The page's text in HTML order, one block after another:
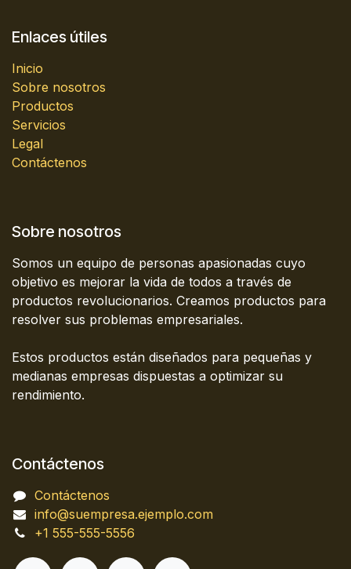
Enlaces útiles
Inicio
Sobre nosotros
Productos
Servicios
Legal
Contáctenos
Sobre nosotros
Somos un equipo de personas apasionadas cuyo
objetivo es mejorar la vida de todos a través de
productos revolucionarios. Creamos productos para
resolver sus problemas empresariales.
Estos productos están diseñados para pequeñas y
medianas empresas dispuestas a optimizar su
rendimiento.
Contáctenos
Contáctenos
info@suempresa.ejemplo.com
+1 555-555-5556